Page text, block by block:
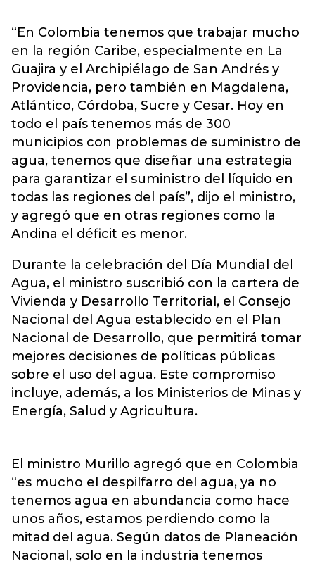
“En Colombia tenemos que trabajar mucho
en la región Caribe, especialmente en La
Guajira y el Archipiélago de San Andrés y
Providencia, pero también en Magdalena,
Atlántico, Córdoba, Sucre y Cesar. Hoy en
todo el país tenemos más de 300
municipios con problemas de suministro de
agua, tenemos que diseñar una estrategia
para garantizar el suministro del líquido en
todas las regiones del país”, dijo el ministro,
y agregó que en otras regiones como la
Andina el déficit es menor.
Durante la celebración del Día Mundial del
Agua, el ministro suscribió con la cartera de
Vivienda y Desarrollo Territorial, el Consejo
Nacional del Agua establecido en el Plan
Nacional de Desarrollo, que permitirá tomar
mejores decisiones de políticas públicas
sobre el uso del agua. Este compromiso
incluye, además, a los Ministerios de Minas y
Energía, Salud y Agricultura.
El ministro Murillo agregó que en Colombia
“es mucho el despilfarro del agua, ya no
tenemos agua en abundancia como hace
unos años, estamos perdiendo como la
mitad del agua. Según datos de Planeación
Nacional, solo en la industria tenemos